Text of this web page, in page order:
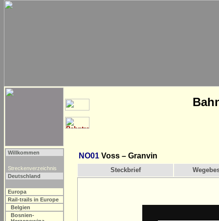
Willkommen
Streckenverzeichnis
Deutschland
Europa
Rail-trails in Europe
Belgien
Bosnien-
NO01 Voss – Granvin
Steckbrief